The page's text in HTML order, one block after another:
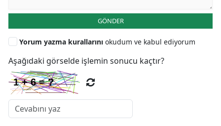
GÖNDER
Yorum yazma kurallarını okudum ve kabul ediyorum
Aşağıdaki görselde işlemin sonucu kaçtır?